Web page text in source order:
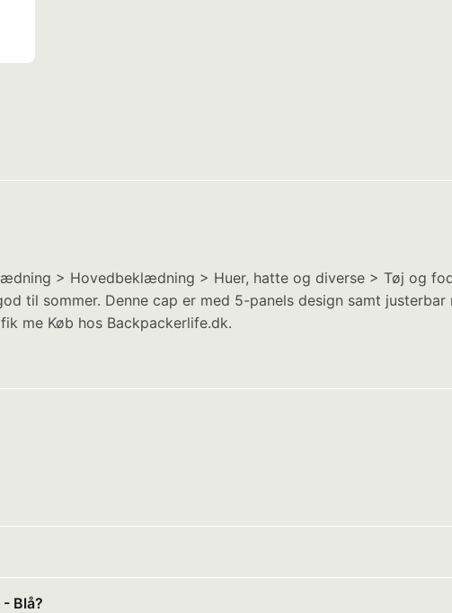
> Hovedbeklædning > Huer, hatte og diverse > Tøj og
til sommer. Denne cap er med 5-panels design samt justerbar
me Køb hos Backpackerlife.dk.
Blå?